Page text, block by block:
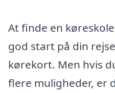
At finde en
god start på din
kørekort. Men hvis
flere muligheder, er